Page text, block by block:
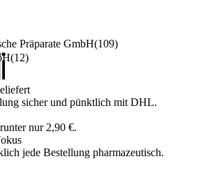
Präparate GmbH(109)
(12)
sicher und pünktlich mit DHL.
nur 2,90 €.
jede Bestellung pharmazeutisch.